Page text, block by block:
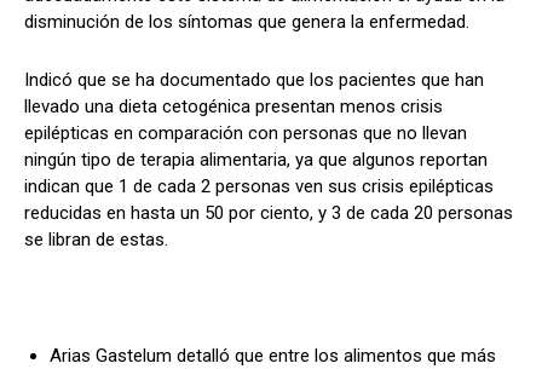
disminución de los síntomas que genera la enfermedad.
Indicó que se ha documentado que los pacientes que han
llevado una dieta cetogénica presentan menos crisis
epilépticas en comparación con personas que no llevan
ningún tipo de terapia alimentaria, ya que algunos reportan
indican que 1 de cada 2 personas ven sus crisis epilépticas
reducidas en hasta un 50 por ciento, y 3 de cada 20 personas
se libran de estas.
Arias Gastelum detalló que entre los alimentos que más